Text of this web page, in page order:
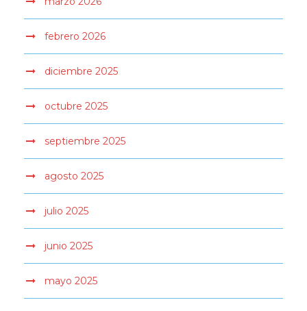
febrero 2026
diciembre 2025
octubre 2025
septiembre 2025
agosto 2025
julio 2025
junio 2025
mayo 2025